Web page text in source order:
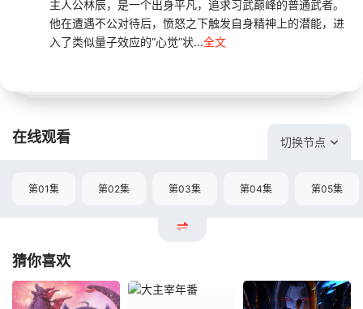
主人公林辰，是一个出身平凡，追求习武巅峰的普通武者。
他在遭遇不公对待后，愤怒之下触发自身精神上的潜能，进
入了类似量子效应的“心觉”状...全文
在线观看 切换节点
第01集 第02集 第03集 第04集 第05集
猜你喜欢